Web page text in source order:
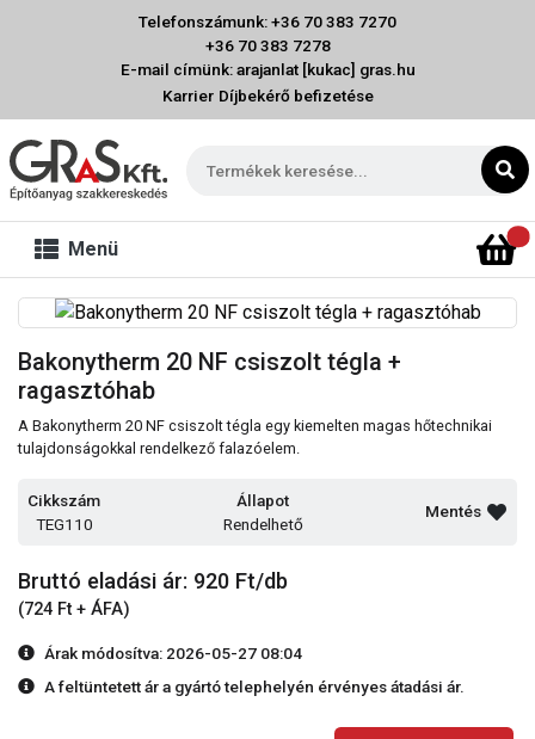
Telefonszámunk: +36 70 383 7270
+36 70 383 7278
E-mail címünk: arajanlat [kukac] gras.hu
Karrier Díjbekérő befizetése
Menü
Bakonytherm 20 NF csiszolt tégla +
ragasztóhab
A Bakonytherm 20 NF csiszolt tégla egy kiemelten magas hőtechnikai
tulajdonságokkal rendelkező falazóelem.
Cikkszám
TEG110
Állapot
Rendelhető
Mentés
Bruttó eladási ár: 920 Ft/db
(724 Ft + ÁFA)
Árak módosítva: 2026-05-27 08:04
A feltüntetett ár a gyártó telephelyén érvényes átadási ár.